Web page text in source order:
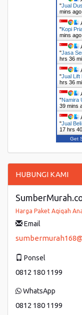
"Jual
mins ago
"Kopi
mins ago
"Jasa
hrs 36
"Jual Lift
hrs 36
"Namira
39 mins
"Jual
17 hrs
Get
HUBUNGI KAMI
Harga Paket Aqiqah
Email
Ponsel
0812 180 1199
WhatsApp
0812 180 1199